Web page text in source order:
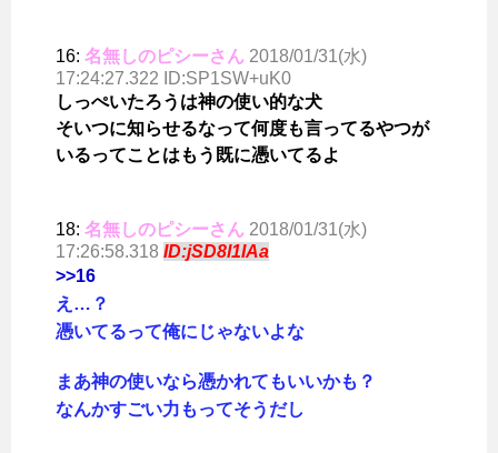
16: 名無しのピシーさん 2018/01/31(水)
17:24:27.322 ID:SP1SW+uK0
しっぺいたろうは神の使い的な犬
そいつに知らせるなって何度も言ってるやつが
いるってことはもう既に憑いてるよ
18: 名無しのピシーさん 2018/01/31(水)
17:26:58.318 ID:jSD8l1IAa
>>16
え…？
憑いてるって俺にじゃないよな
まあ神の使いなら憑かれてもいいかも？
なんかすごい力もってそうだし